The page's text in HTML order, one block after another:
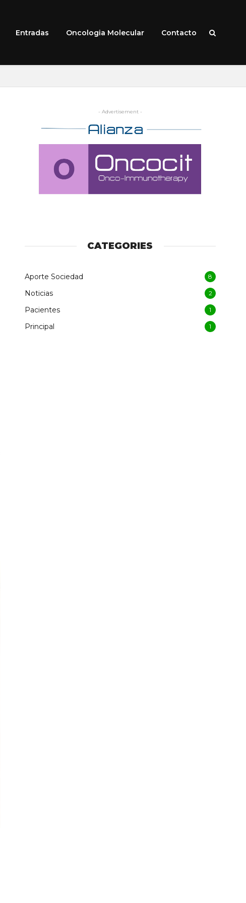
Entradas Oncologia Molecular Contacto
HOME» NOTICIAS
- Advertisement -
CATEGORIES
Aporte Sociedad 8
Noticias 2
Pacientes 1
Principal 1